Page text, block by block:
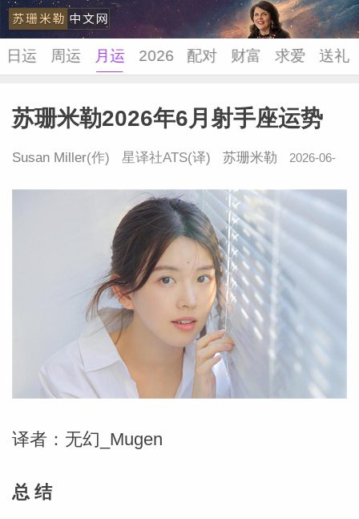
日运 周运 月运 2026 配对 财富 求爱 送礼
苏珊米勒2026年6月射手座运势
Susan Miller(作) 星译社ATS(译) 苏珊米勒 2026-06-
译者：无幻_Mugen
总 结